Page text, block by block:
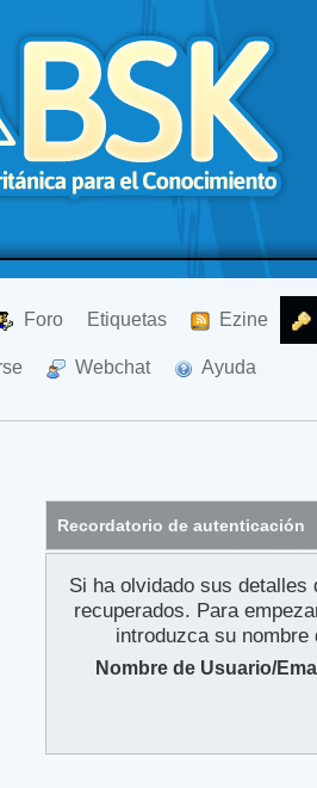
Foro Etiquetas Ezine
Webchat Ayuda
Recordatorio de autenticación
Si ha olvidado sus
recuperados. Para
introduzca su
Nombre de Usuario/